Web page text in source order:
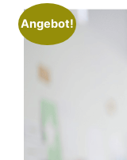
Angebot!